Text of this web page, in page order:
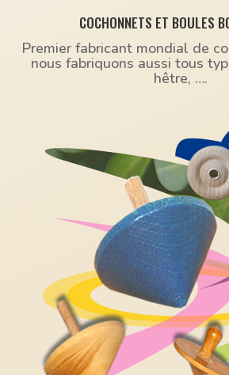
COCHONNETS ET BOULES
Premier fabricant mondial de
nous fabriquons aussi tous
hêtre, ….